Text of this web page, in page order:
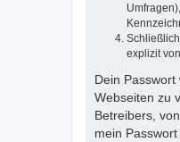
explizit
Dein
Webseiten zu
Betreibers,
mein